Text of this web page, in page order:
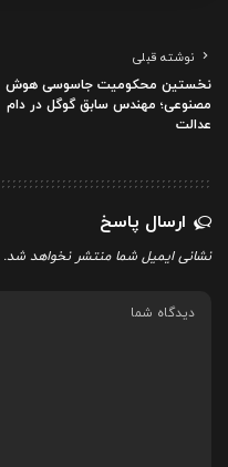
نوشته قبلی
نخستین محکومیت جاسوسی هوش
مصنوعی؛ مهندس سابق گوگل در دام
عدالت
ارسال پاسخ
نشانی ایمیل شما منتشر نخواهد شد.